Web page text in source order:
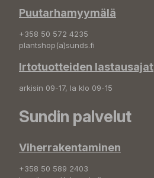
Puutarhamyymälä
+358 50 572 4235
plantshop(a)sunds.fi
Irtotuotteiden lastausajat
arkisin 09-17, la klo 09-15
Sundin palvelut
Viherrakentaminen
+358 50 589 2403